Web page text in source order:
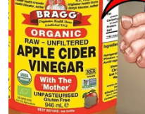
Dua MP
terjejas
Politik
Bukan